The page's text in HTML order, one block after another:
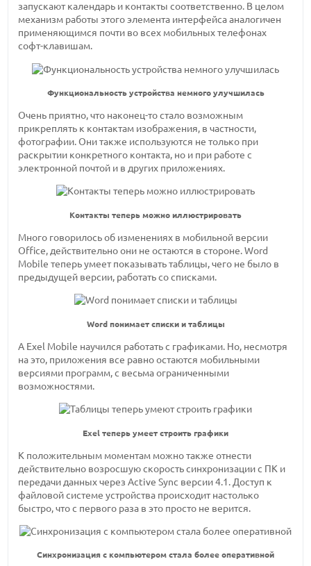
запускают календарь и контакты соответственно. В целом
механизм работы этого элемента интерфейса аналогичен
применяющимся почти во всех мобильных телефонах
софт-клавишам.
Функциональность устройства немного улучшилась
Очень приятно, что наконец-то стало возможным
прикреплять к контактам изображения, в частности,
фотографии. Они также используются не только при
раскрытии конкретного контакта, но и при работе с
электронной почтой и в других приложениях.
Контакты теперь можно иллюстрировать
Много говорилось об изменениях в мобильной версии
Office, действительно они не остаются в стороне. Word
Mobile теперь умеет показывать таблицы, чего не было в
предыдущей версии, работать со списками.
Word понимает списки и таблицы
А Exel Mobile научился работать с графиками. Но, несмотря
на это, приложения все равно остаются мобильными
версиями программ, с весьма ограниченными
возможностями.
Exel теперь умеет строить графики
К положительным моментам можно также отнести
действительно возросшую скорость синхронизации с ПК и
передачи данных через Active Sync версии 4.1. Доступ к
файловой системе устройства происходит настолько
быстро, что с первого раза в это просто не верится.
Синхронизация с компьютером стала более оперативной